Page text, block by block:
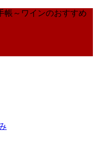
帳～ワインのおすすめ